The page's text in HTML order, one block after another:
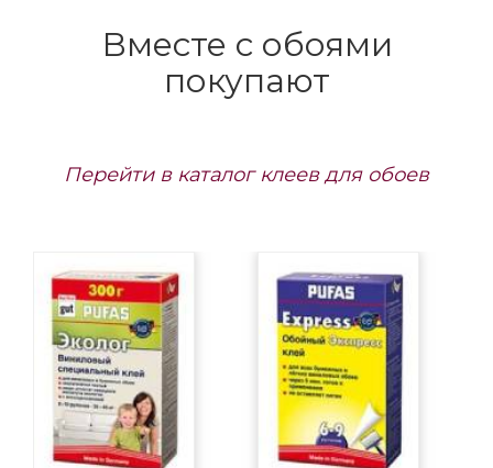
Вместе с обоями
покупают
Перейти в каталог клеев для обоев